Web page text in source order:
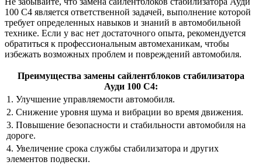
100 С4 является ответственной задачей, выполнение которой
требует определенных навыков и знаний в автомобильной
технике. Если у вас нет достаточного опыта, рекомендуется
обратиться к профессиональным автомеханикам, чтобы
избежать возможных проблем и повреждений автомобиля.
Преимущества замены сайлентблоков стабилизатора
Ауди 100 С4:
1. Улучшение управляемости автомобиля.
2. Снижение уровня шума и вибрации во время движения.
3. Повышение безопасности и стабильности автомобиля на
дороге.
4. Увеличение срока службы стабилизатора и других
элементов подвески.